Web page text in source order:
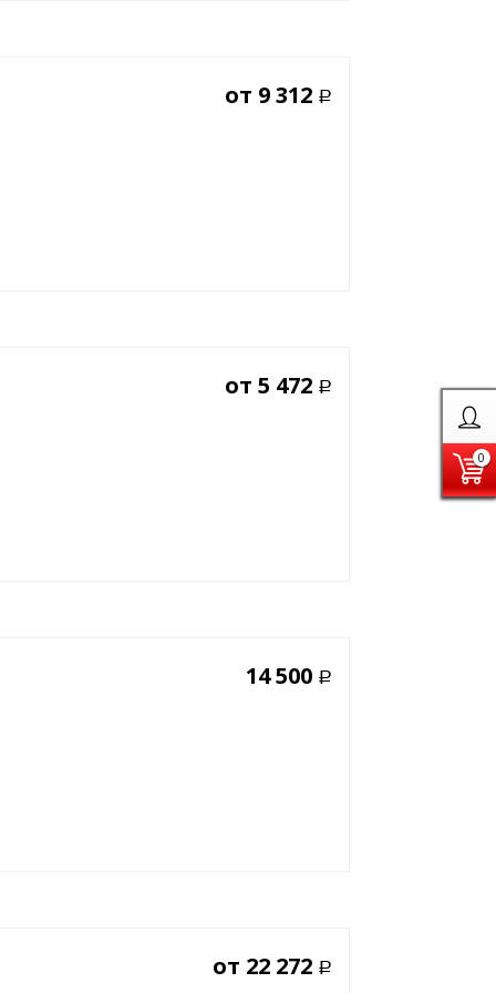
0
от 9 312 Р
от 5 472 Р
14 500 Р
от 22 272 Р